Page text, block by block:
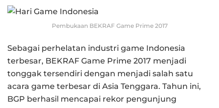
Pembukaan BEKRAF Game Prime 2017
Sebagai perhelatan industri game Indonesia
terbesar, BEKRAF Game Prime 2017 menjadi
tonggak tersendiri dengan menjadi salah satu
acara game terbesar di Asia Tenggara. Tahun ini,
BGP berhasil mencapai rekor pengunjung